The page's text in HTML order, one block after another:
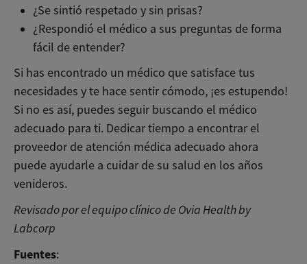
¿Se sintió respetado y sin prisas?
¿Respondió el médico a sus preguntas de forma
fácil de entender?
Si has encontrado un médico que satisface tus
necesidades y te hace sentir cómodo, ¡es estupendo!
Si no es así, puedes seguir buscando el médico
adecuado para ti. Dedicar tiempo a encontrar el
proveedor de atención médica adecuado ahora
puede ayudarle a cuidar de su salud en los años
venideros.
Revisado por el equipo clínico de Ovia Health by
Labcorp
Fuentes: